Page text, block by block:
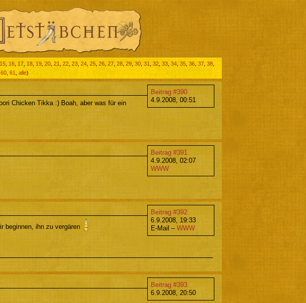
15 16 17 18 19 20 21 22 23 24 25 26 27 28 29 30 31 32 33 34 35 36 37 38
60 61 alle)
Beitrag #390
4.9.2008, 00:51
Chicken Tikka :) Boah, aber was für ein
Beitrag #391
4.9.2008, 02:07
WWW
Beitrag #392
6.9.2008, 19:33
E-Mail – WWW
beginnen, ihn zu vergären
Beitrag #393
6.9.2008, 20:50